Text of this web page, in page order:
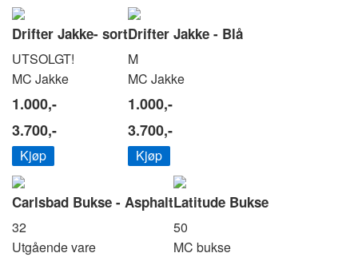
Drifter Jakke- sort
UTSOLGT!
MC Jakke
1.000,-
3.700,-
Kjøp
Drifter Jakke - Blå
M
MC Jakke
1.000,-
3.700,-
Kjøp
Carlsbad Bukse - Asphalt
32
Utgående vare
Latitude Bukse
50
MC bukse